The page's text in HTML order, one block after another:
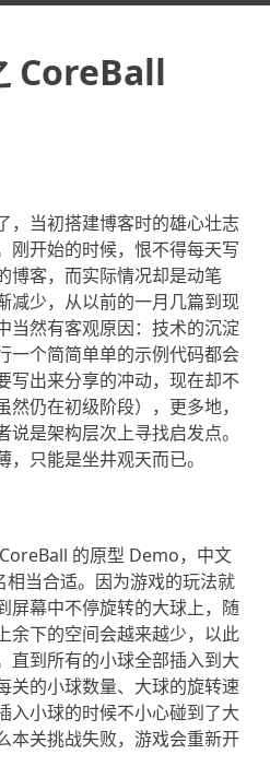
CoreBall
，当初搭建博客时的雄心壮志
刚开始的时候，恨不得每天写
博客，而实际情况却是动笔
减少，从以前的一月几篇到现
当然有客观原因：技术的沉淀
一个简简单单的示例代码都会
写出来分享的冲动，现在却不
仍在初级阶段），更多地，
是架构层次上寻找启发点。
只能是坐井观天而已。
的原型 Demo，中文
相当合适。因为游戏的玩法就
屏幕中不停旋转的大球上，随
余下的空间会越来越少，以此
直到所有的小球全部插入到大
关的小球数量、大球的旋转速
入小球的时候不小心碰到了大
本关挑战失败，游戏会重新开